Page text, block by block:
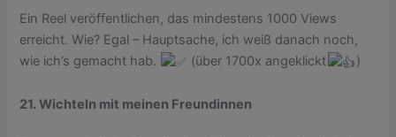
Ein Reel veröffentlichen, das mindestens 1000 Views
erreicht. Wie? Egal – Hauptsache, ich weiß danach noch,
wie ich’s gemacht hab.
(über 1700x angeklickt )
21. Wichteln mit meinen Freundinnen